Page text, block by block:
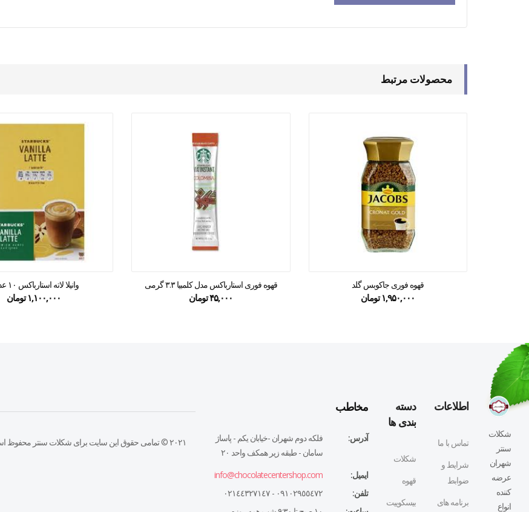
محصولات مرتبط
قهوه فوری جاکوبس گلد
۱,۹۵۰,۰۰۰ تومان
قهوه فوری استارباکس مدل کلمبیا ۳.۳ گرمی
۴۵,۰۰۰تومان
وانیلا لاته استارباکس ۱۰ عددی
۱,۱۰۰,۰۰۰ تومان
شکلات
سنتر
شهران
عرضه
کننده
انواع
اطلاعات
تماس با ما
شرایط و
ضوابط
برنامه های
دسته
بندی ها
شکلات
قهوه
بیسکوییت
مخاطب
آدرس:
فلكه دوم شهران -خيابان يكم - پاساژ
سامان - طبقه زير همكف واحد ٢٠
ایمیل:
info@chocolatecentershop.com
تلفن:
٠٩١٠٢٩٥٥٤٧٢ - ٠٢١٤٤٣٢٧١٤٧
۲۰۲۱ © تمامی حقوق این سایت برای شکلات سنتر محفوظ است